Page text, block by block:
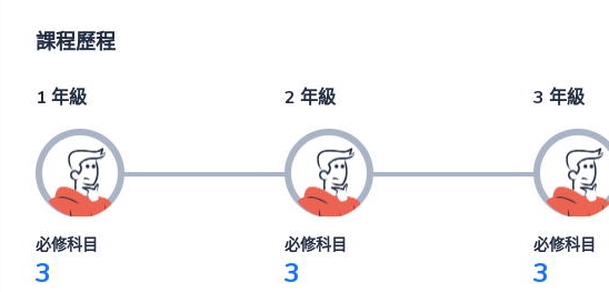
課程歷程
1 年級
必修科目
3
2 年級
必修科目
3
3 年級
必修科目
3